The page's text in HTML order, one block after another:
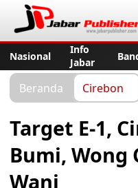
Nasional
Info
Jabar
Beranda Cirebon
Target E-1,
Bumi, Wong
Wani